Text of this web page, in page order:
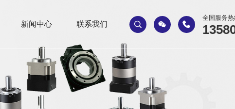
新闻中心 联系我们   
全国服务